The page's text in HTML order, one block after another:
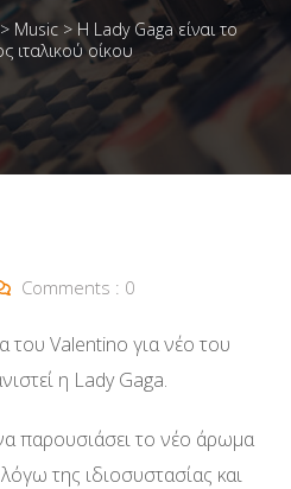
> Music > Η Lady Gaga είναι το
οίκου
Comments : 0
του Valentino για νέο του
η Lady Gaga.
παρουσιάσει το νέο άρωμα
της ιδιοσυστασίας και